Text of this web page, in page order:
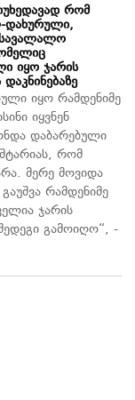
რომ
დახურული,
სავალალო
იყო ჯარის
იყო რამდენიმე
იყვნენ
დაბარებული
რომ
მერე მოვიდა
რამდენიმე
ჯარის
გამოიღო“, -